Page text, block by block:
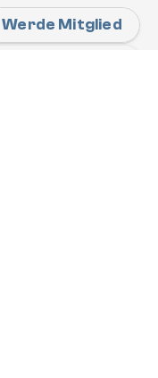
Werde Mitglied